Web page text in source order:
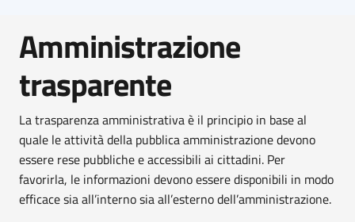
Amministrazione
trasparente
La trasparenza amministrativa è il principio in base al
quale le attività della pubblica amministrazione devono
essere rese pubbliche e accessibili ai cittadini. Per
favorirla, le informazioni devono essere disponibili in modo
efficace sia all’interno sia all’esterno dell’amministrazione.